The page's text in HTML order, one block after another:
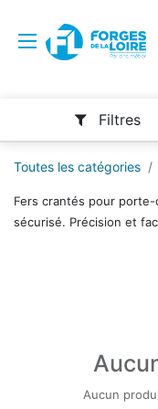
Filtres
Toutes les catégories
Fers crantés pour
sécurisé. Précision et
Aucun